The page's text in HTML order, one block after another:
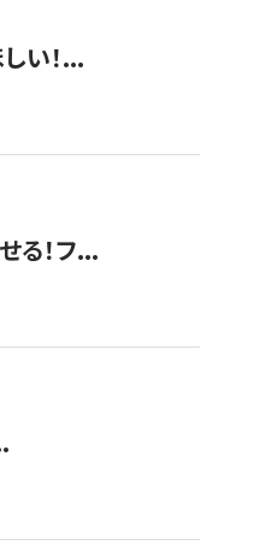
い！...
る！フ...